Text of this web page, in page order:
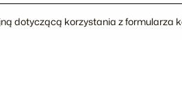
dotyczącą korzystania z formularza